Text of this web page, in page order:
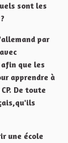
sont les
par
que les
apprendre à
De toute
une école